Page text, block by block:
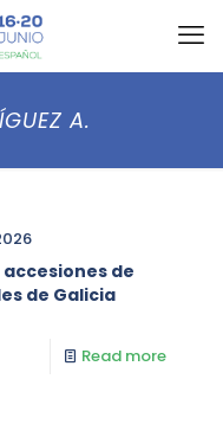
A.
de
de Galicia
Read more